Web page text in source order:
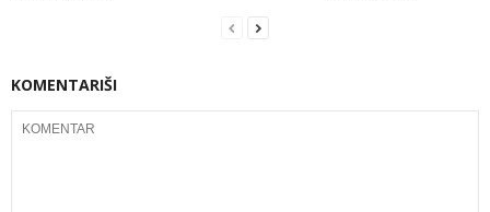
KOMENTARIŠI